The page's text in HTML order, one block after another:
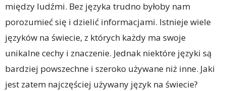
między ludźmi. Bez języka trudno byłoby nam
porozumieć się i dzielić informacjami. Istnieje wiele
języków na świecie, z których każdy ma swoje
unikalne cechy i znaczenie. Jednak niektóre języki są
bardziej powszechne i szeroko używane niż inne. Jaki
jest zatem najczęściej używany język na świecie?